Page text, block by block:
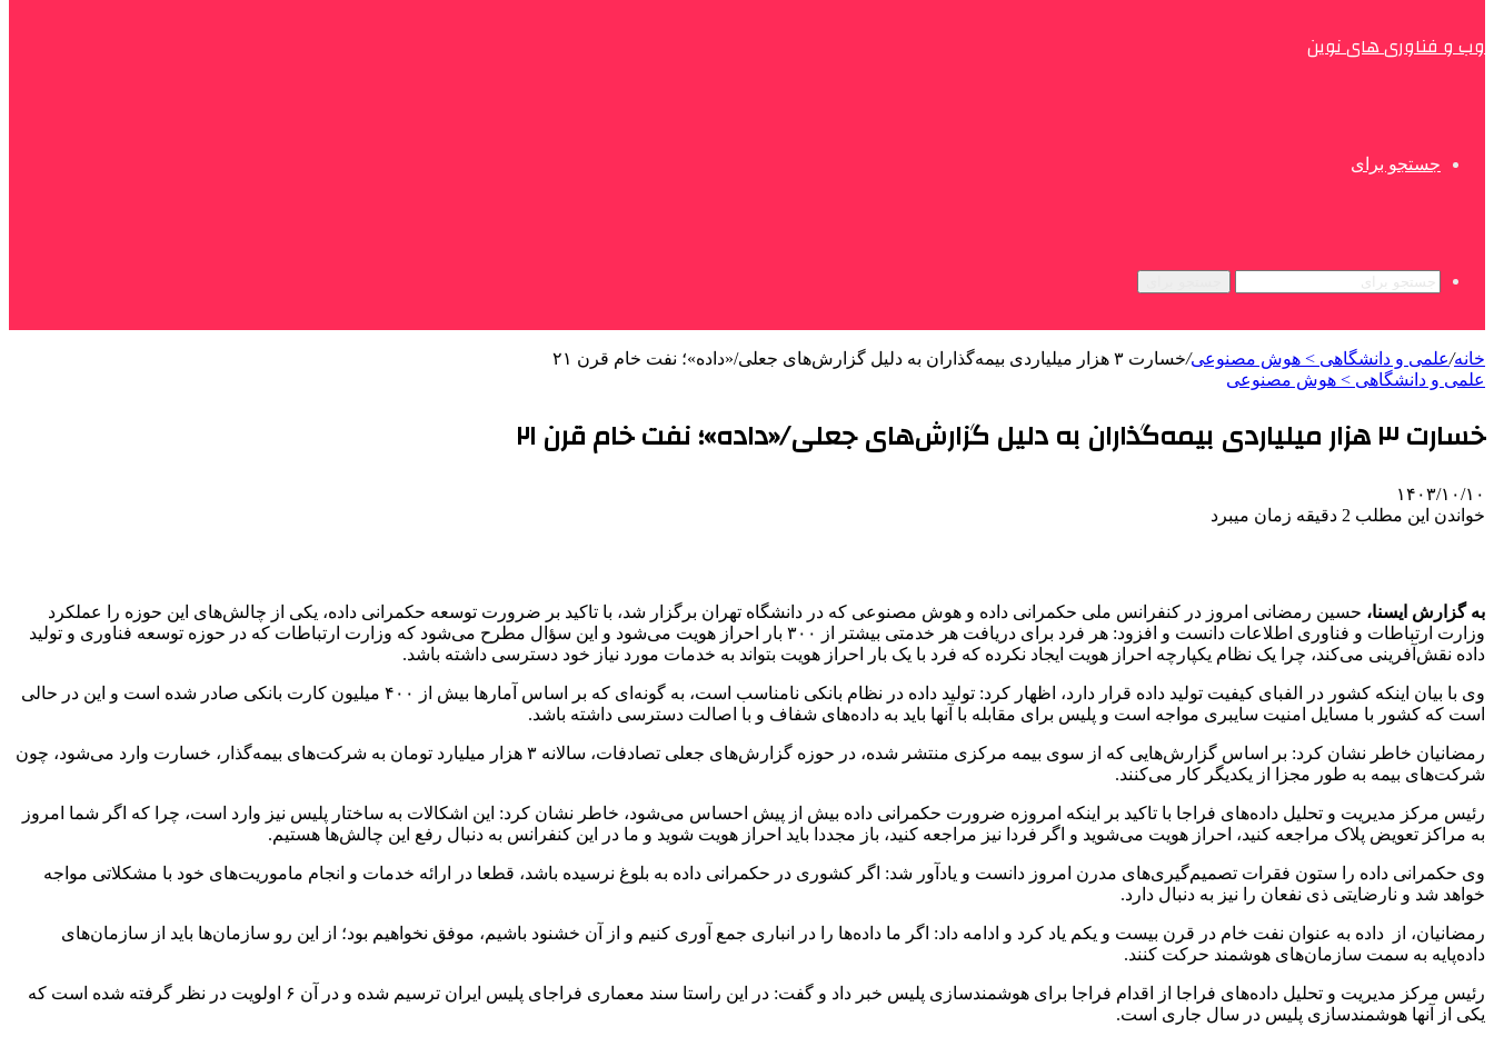
وب و فناوری های نوین
جستجو برای
خانه/علمی‌ و دانشگاهی > هوش مصنوعی/خسارت ۳ هزار میلیاردی بیمه‌گذاران به دلیل گزارش‌های جعلی/«داده»؛ نفت خام قرن ۲۱
علمی‌ و دانشگاهی > هوش مصنوعی
خسارت ۳ هزار میلیاردی بیمه‌گذاران به دلیل گزارش‌های جعلی/«داده»؛ نفت خام قرن ۲۱
۱۴۰۳/۱۰/۱۰
خواندن این مطلب 2 دقیقه زمان میبرد
به گزارش ایسنا، حسین رمضانی امروز در کنفرانس ملی حکمرانی داده و هوش مصنوعی که در دانشگاه تهران برگزار شد، با تاکید بر ضرورت توسعه حکمرانی داده، یکی از چالش‌های این حوزه را عملکرد
وزارت ارتباطات و فناوری اطلاعات دانست و افزود: هر فرد برای دریافت هر خدمتی بیشتر از ۳۰۰ بار احراز هویت می‌شود و این سؤال مطرح می‌شود که وزارت ارتباطات که در حوزه توسعه فناوری و تولید
داده نقش‌آفرینی می‌کند، چرا یک نظام یکپارچه احراز هویت ایجاد نکرده که فرد با یک بار احراز هویت بتواند به خدمات مورد نیاز خود دسترسی داشته باشد.
وی با بیان اینکه کشور در الفبای کیفیت تولید داده قرار دارد، اظهار کرد: تولید داده در نظام بانکی نامناسب است، به گونه‌ای که بر اساس آمارها بیش از ۴۰۰ میلیون کارت بانکی صادر شده است و این در حالی
است که کشور با مسایل امنیت سایبری مواجه است و پلیس برای مقابله با آنها باید به داده‌های شفاف و با اصالت دسترسی داشته باشد.
رمضانیان خاطر نشان کرد: بر اساس گزارش‌هایی که از سوی بیمه مرکزی منتشر شده، در حوزه گزارش‌های جعلی تصادفات، سالانه ۳ هزار میلیارد تومان به شرکت‌های بیمه‌گذار، خسارت وارد می‌شود، چون
شرکت‌های بیمه به طور مجزا از یکدیگر کار می‌کنند.
رئیس مرکز مدیریت و تحلیل داده‌های فراجا با تاکید بر اینکه امروزه ضرورت حکمرانی داده بیش از پیش احساس می‌شود، خاطر نشان کرد: این اشکالات به ساختار پلیس نیز وارد است، چرا که اگر شما امروز
به مراکز تعویض پلاک مراجعه کنید، احراز هویت می‌شوید و اگر فردا نیز مراجعه کنید، باز مجددا باید احراز هویت شوید و ما در این کنفرانس به دنبال رفع این چالش‌ها هستیم.
وی حکمرانی داده را ستون فقرات تصمیم‌گیری‌های مدرن امروز دانست و یادآور شد: اگر کشوری در حکمرانی داده به بلوغ نرسیده باشد، قطعا در ارائه خدمات و انجام ماموریت‌های خود با مشکلاتی مواجه
خواهد شد و نارضایتی ذی نفعان را نیز به دنبال دارد.
رمضانیان، از داده به عنوان نفت خام در قرن بیست و یکم یاد کرد و ادامه داد: اگر ما داده‌ها را در انباری جمع آوری کنیم و از آن خشنود باشیم، موفق نخواهیم بود؛ از این رو سازمان‌ها باید از سازمان‌های
داده‌پایه به سمت سازمان‌های هوشمند حرکت کنند.
رئیس مرکز مدیریت و تحلیل داده‌های فراجا از اقدام فراجا برای هوشمندسازی پلیس خبر داد و گفت: در این راستا سند معماری فراجای پلیس ایران ترسیم شده و در آن ۶ اولویت در نظر گرفته شده است که
یکی از آنها هوشمندسازی پلیس در سال جاری است.